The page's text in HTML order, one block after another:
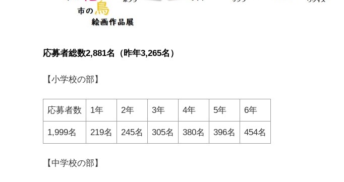
応募者総数2,881名（昨年3,265名）
【小学校の部】
応募者数 1年 2年 3年 4年 5年 6年
1,999名 219名 245名 305名 380名 396名 454名
【中学校の部】